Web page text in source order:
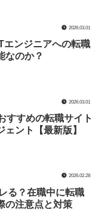
2026.03.01
エンジニアへの転職
なのか？
2026.03.01
すすめの転職サイト
ェント【最新版】
2026.02.28
る？在職中に転職
の注意点と対策